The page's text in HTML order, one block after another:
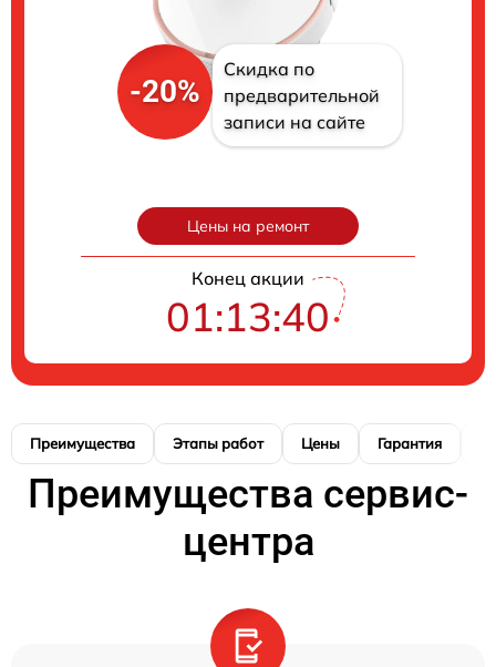
-20%
Скидка по
предварительной
записи на сайте
Цены на ремонт
Конец акции
01:13:39
Преимущества Этапы работ Цены Гарантия
Преимущества сервис-
центра